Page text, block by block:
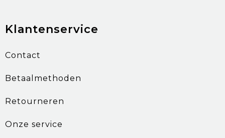
Klantenservice
Contact
Betaalmethoden
Retourneren
Onze service